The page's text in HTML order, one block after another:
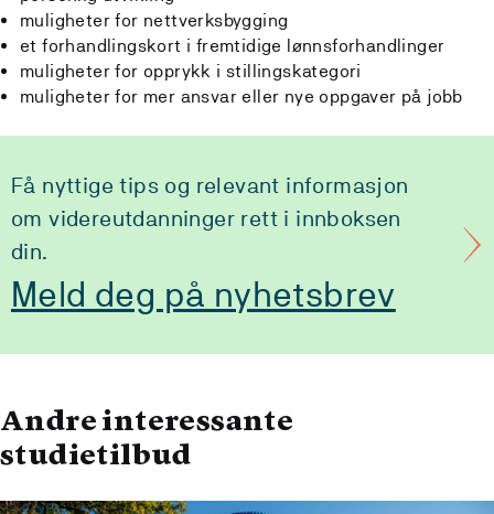
muligheter for nettverksbygging
et forhandlingskort i fremtidige lønnsforhandlinger
muligheter for opprykk i stillingskategori
muligheter for mer ansvar eller nye oppgaver på jobb
Få nyttige tips og relevant informasjon
om videreutdanninger rett i innboksen
din.
Meld deg på nyhetsbrev
Andre interessante
studietilbud